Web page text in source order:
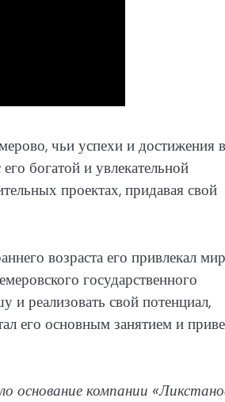
чьи успехи и достижения в
богатой и увлекательной
проектах, придавая свой
возраста его привлекал мир
государственного
реализовать свой потенциал,
его основным занятием и
основание компании